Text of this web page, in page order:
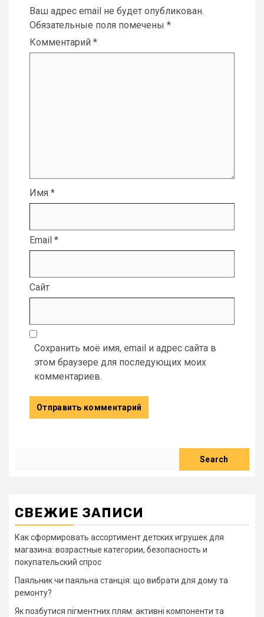
Ваш адрес email не будет опубликован.
Обязательные поля помечены *
Комментарий *
Имя *
Email *
Сайт
Сохранить моё имя, email и адрес сайта в
этом браузере для последующих моих
комментариев.
Search
СВЕЖИЕ ЗАПИСИ
Как сформировать ассортимент детских игрушек для
магазина: возрастные категории, безопасность и
покупательский спрос
Паяльник чи паяльна станція: що вибрати для дому та
ремонту?
Як позбутися пігментних плям: активні компоненти та